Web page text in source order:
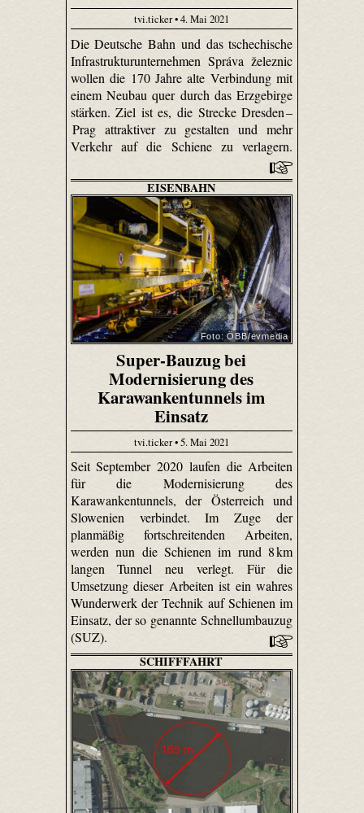
tvi.ticker • 4. Mai 2021
Die Deutsche Bahn und das tschechische
Infrastrukturunternehmen Správa železnic
wollen die 170 Jahre alte Verbindung mit
einem Neubau quer durch das Erzgebirge
stärken. Ziel ist es, die Strecke Dresden –
Prag attraktiver zu gestalten und mehr
Verkehr auf die Schiene zu verlagern.
EISENBAHN
Foto: ÖBB/evmedia
Super-Bauzug bei
Modernisierung des
Karawankentunnels im
Einsatz
tvi.ticker • 5. Mai 2021
Seit September 2020 laufen die Arbeiten
für die Modernisierung des
Karawankentunnels, der Österreich und
Slowenien verbindet. Im Zuge der
planmäßig fortschreitenden Arbeiten,
werden nun die Schienen im rund 8 km
langen Tunnel neu verlegt. Für die
Umsetzung dieser Arbeiten ist ein wahres
Wunderwerk der Technik auf Schienen im
Einsatz, der so genannte Schnellumbauzug
(SUZ).
SCHIFFFAHRT